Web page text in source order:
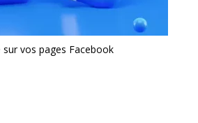
vos pages Facebook